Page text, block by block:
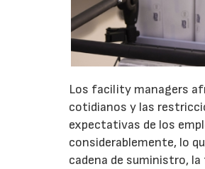
Los facility managers
cotidianos y las
expectativas de los
considerablemente, lo
cadena de suministro,